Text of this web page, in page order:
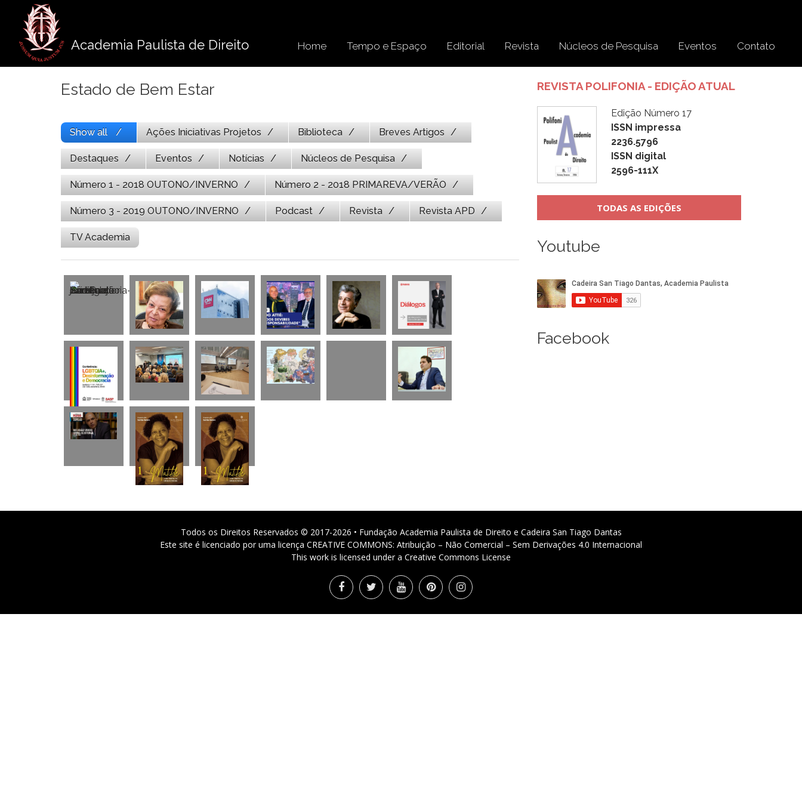
conteúdo
Academia Paulista de Direito Home Tempo e Espaço Editorial Revista Núcleos de Pesquisa Eventos Contato
Estado de Bem Estar
Show all Ações Iniciativas Projetos Biblioteca Breves Artigos
Destaques Eventos Notícias Núcleos de Pesquisa
Número 1 - 2018 OUTONO/INVERNO Número 2 - 2018 PRIMAREVA/VERÃO
Número 3 - 2019 OUTONO/INVERNO Podcast Revista Revista APD
TV Academia
REVISTA POLIFONIA - EDIÇÃO ATUAL
Edição Número 17
ISSN impressa
2236.5796
ISSN digital
2596-111X
TODAS AS EDIÇÕES
Youtube
Facebook
Todos os Direitos Reservados © 2017-2026 • Fundação Academia Paulista de Direito e Cadeira San Tiago Dantas
Este site é licenciado por uma licença CREATIVE COMMONS: Atribuição – Não Comercial – Sem Derivações 4.0 Internacional
This work is licensed under a Creative Commons License